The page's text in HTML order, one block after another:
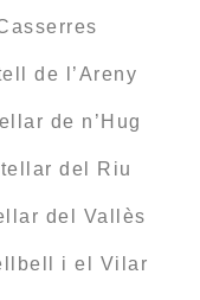
de l’Areny
de n’Hug
del Riu
del Vallès
i el Vilar